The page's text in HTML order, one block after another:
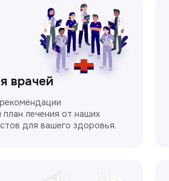
врачей
лечения от наших
для вашего здоровья.